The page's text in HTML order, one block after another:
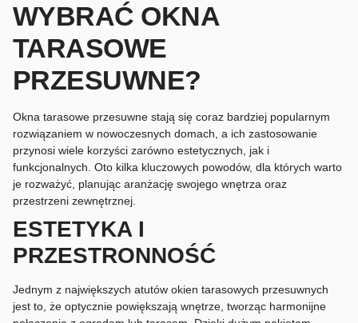
WYBRAĆ OKNA
TARASOWE
PRZESUWNE?
Okna tarasowe przesuwne stają się coraz bardziej popularnym
rozwiązaniem w nowoczesnych domach, a ich zastosowanie
przynosi wiele korzyści zarówno estetycznych, jak i
funkcjonalnych. Oto kilka kluczowych powodów, dla których warto
je rozważyć, planując aranżację swojego wnętrza oraz
przestrzeni zewnętrznej.
ESTETYKA I
PRZESTRONNOŚĆ
Jednym z największych atutów okien tarasowych przesuwnych
jest to, że optycznie powiększają wnętrze, tworząc harmonijne